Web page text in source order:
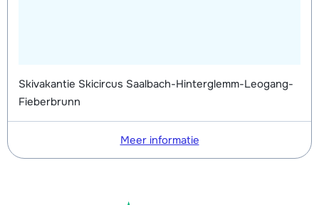
Skivakantie Skicircus Saalbach-Hinterglemm-Leogang-
Fieberbrunn
Meer informatie